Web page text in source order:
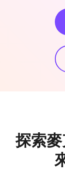
探索